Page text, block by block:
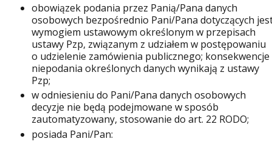
obowiązek podania przez Panią/Pana danych
osobowych bezpośrednio Pani/Pana dotyczących
wymogiem ustawowym określonym w przepisach
ustawy Pzp, związanym z udziałem w postępowaniu
o udzielenie zamówienia publicznego; konsekwencje
niepodania określonych danych wynikają z ustawy
Pzp;
w odniesieniu do Pani/Pana danych osobowych
decyzje nie będą podejmowane w sposób
zautomatyzowany, stosowanie do art. 22 RODO;
posiada Pani/Pan: